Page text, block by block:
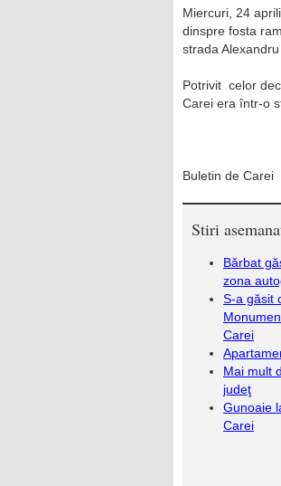
Miercuri, 24
dinspre fosta
strada Alexandru
Potrivit celor
Carei era într-o
Buletin de Carei
Stiri
Bărbat
zona
S-a găsit
Carei
Mai mult
judeţ
Gunoaie
Carei